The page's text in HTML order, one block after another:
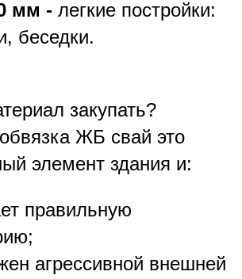
мм - легкие постройки:
беседки.
закупать?
ЖБ свай это
элемент здания и:
правильную
агрессивной внешней